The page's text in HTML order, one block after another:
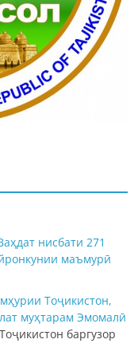
нисбати 271
маъмурӣ
Тоҷикистон,
муҳтарам Эмомалӣ
баргузор